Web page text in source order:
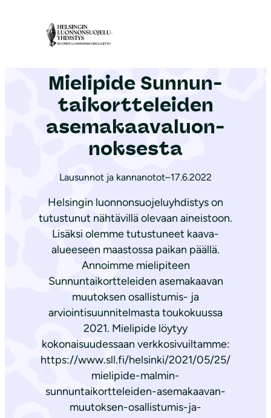
Etusivu|Ajankohtaista
Mielipide Sun­nun­
tai­kort­te­lei­den
ase­ma­kaa­va­luon­
nok­ses­ta
Lausunnot ja kannanotot–17.6.2022
Helsingin luonnonsuojeluyhdistys on
tutustunut nähtävillä olevaan aineistoon.
Lisäksi olemme tutustuneet kaava-
alueeseen maastossa paikan päällä.
Annoimme mielipiteen
Sunnuntaikortteleiden asemakaavan
muutoksen osallistumis- ja
arviointisuunnitelmasta toukokuussa
2021. Mielipide löytyy
kokonaisuudessaan verkkosivuiltamme:
https://www.sll.fi/helsinki/2021/05/25/
mielipide-malmin-
sunnuntaikortteleiden-asemakaavan-
muutoksen-osallistumis-ja-